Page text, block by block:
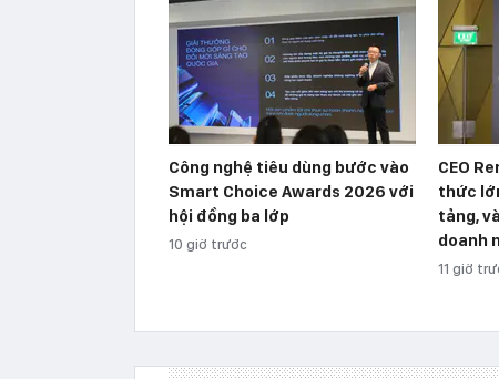
Công nghệ tiêu dùng bước vào
Smart Choice Awards 2026 với
hội đồng ba lớp
10 giờ trước
CEO
thức
tảng,
doanh
11 giờ